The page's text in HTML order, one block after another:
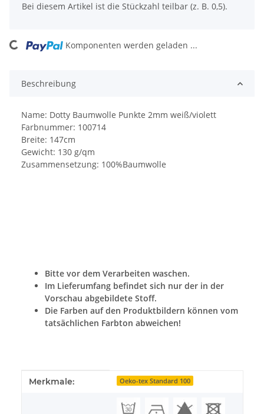
Bei diesem Artikel ist die Stückzahl teilbar (z. B. 0,5).
Komponenten werden geladen ...
Beschreibung
Name: Dotty Baumwolle Punkte 2mm weiß/violett
Farbnummer: 100714
Breite: 147cm
Gewicht: 130 g/qm
Zusammensetzung: 100%Baumwolle
Bitte vor dem Verarbeiten waschen.
Im Lieferumfang befindet sich nur der in der
Vorschau abgebildete Stoff.
Die Farben auf den Produktbildern können vom
tatsächlichen Farbton abweichen!
Produkteigenschaft
Wert
Merkmale: Oeko-tex Standard 100